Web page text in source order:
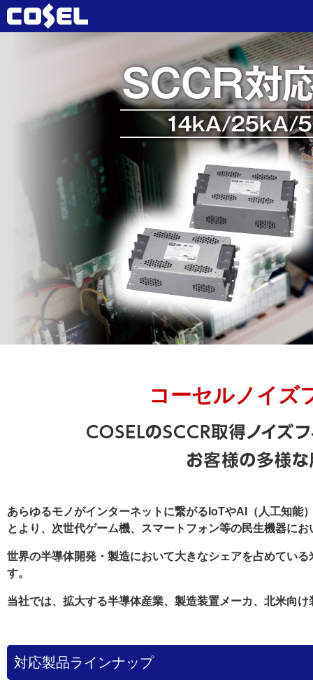
コーセルノイズ
あらゆるモノがインターネットに繋がるIoTやAI（人工知能
とより、次世代ゲーム機、スマートフォン等の民生機器に
世界の半導体開発・製造において大きなシェアを占めてい
す。
当社では、拡大する半導体産業、製造装置メーカ、北米向
対応製品ラインナップ